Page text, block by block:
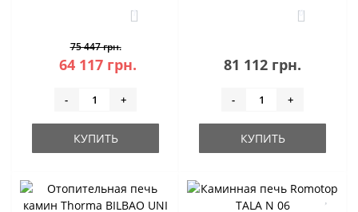
1
75 447 грн.
64 117 грн.
- +
КУПИТЬ
0
81 112 грн.
- +
КУПИТЬ